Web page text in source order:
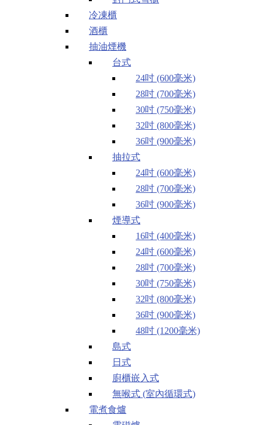
冷凍櫃
酒櫃
抽油煙機
台式
24吋 (600毫米)
28吋 (700毫米)
30吋 (750毫米)
32吋 (800毫米)
36吋 (900毫米)
抽拉式
24吋 (600毫米)
28吋 (700毫米)
36吋 (900毫米)
煙導式
16吋 (400毫米)
24吋 (600毫米)
28吋 (700毫米)
30吋 (750毫米)
32吋 (800毫米)
36吋 (900毫米)
48吋 (1200毫米)
島式
日式
廚櫃嵌入式
無喉式 (室內循環式)
電煮食爐